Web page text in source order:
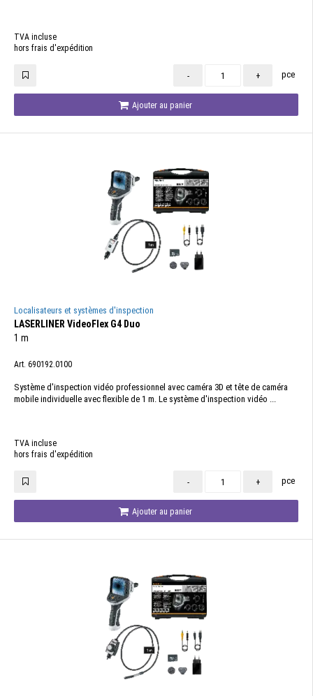
TVA incluse
hors frais d'expédition
- + pce
Ajouter au panier
Localisateurs et systèmes d'inspection
LASERLINER VideoFlex G4 Duo
1 m
Art. 690192.0100
Système d'inspection vidéo professionnel avec caméra 3D et tête de caméra
mobile individuelle avec flexible de 1 m. Le système d'inspection vidéo ...
TVA incluse
hors frais d'expédition
- + pce
Ajouter au panier